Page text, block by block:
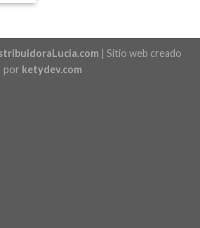
| Sitio web creado
por ketydev.com